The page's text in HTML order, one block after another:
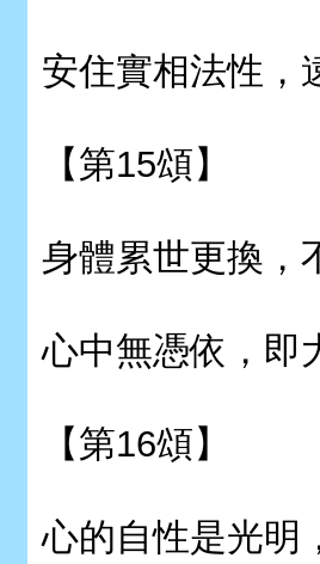
安住實相法性，
【第15頌】
身體累世更換，
心中無憑依，即
【第16頌】
心的自性是光明